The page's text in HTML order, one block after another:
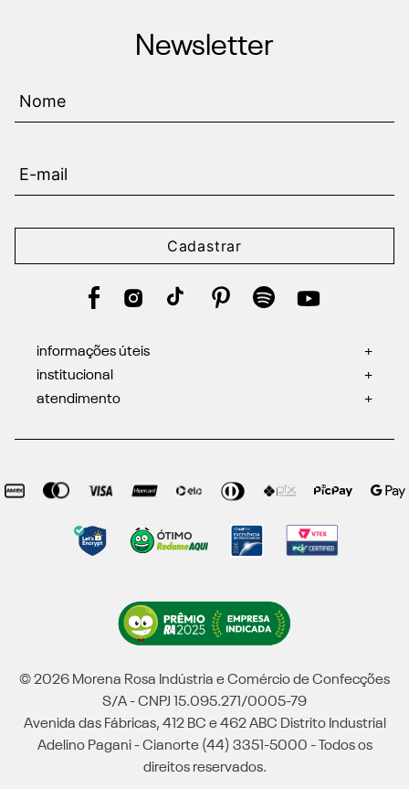
Newsletter
Cadastrar
informações úteis
+
institucional
+
atendimento
+
© 2026 Morena Rosa Indústria e Comércio de Confecções
S/A - CNPJ 15.095.271/0005-79
Avenida das Fábricas, 412 BC e 462 ABC Distrito Industrial
Adelino Pagani - Cianorte (44) 3351-5000 - Todos os
direitos reservados.